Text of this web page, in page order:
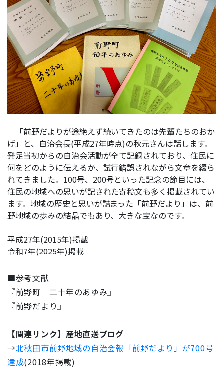
「前野だよりが途絶えず続いてきたのは先輩たちのおか
げ」と、自治会長(平成27年時点)の秋元さんは話します。
発足当初からの自治会活動が全て記録されており、住民に
何をどのように伝えるか、試行錯誤されながら文章を綴ら
れてきました。100号、200号といった記念の節目には、
住民の地域への思いが記された寄稿文も多く掲載されてい
ます。地域の歴史と思いが詰まった「前野だより」は、前
野地域の歩みの結晶でもあり、大きな宝なのです。
平成27年(2015年)掲載
令和7年(2025年)掲載
■参考文献
『前野町 二十年のあゆみ』
『前野だより』
【関連リンク】産地直送ブログ
→北秋田市前野地域の自治会報「前野だより」が700号
達成(2018年掲載)